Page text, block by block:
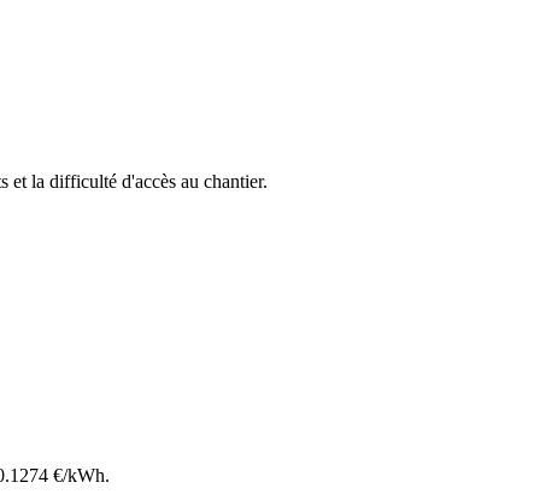
et la difficulté d'accès au chantier.
€/kWh.